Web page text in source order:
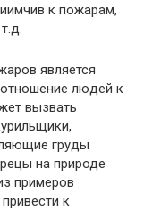
к пожарам,
является
людей к
вызвать
груды
на природе
примеров
к